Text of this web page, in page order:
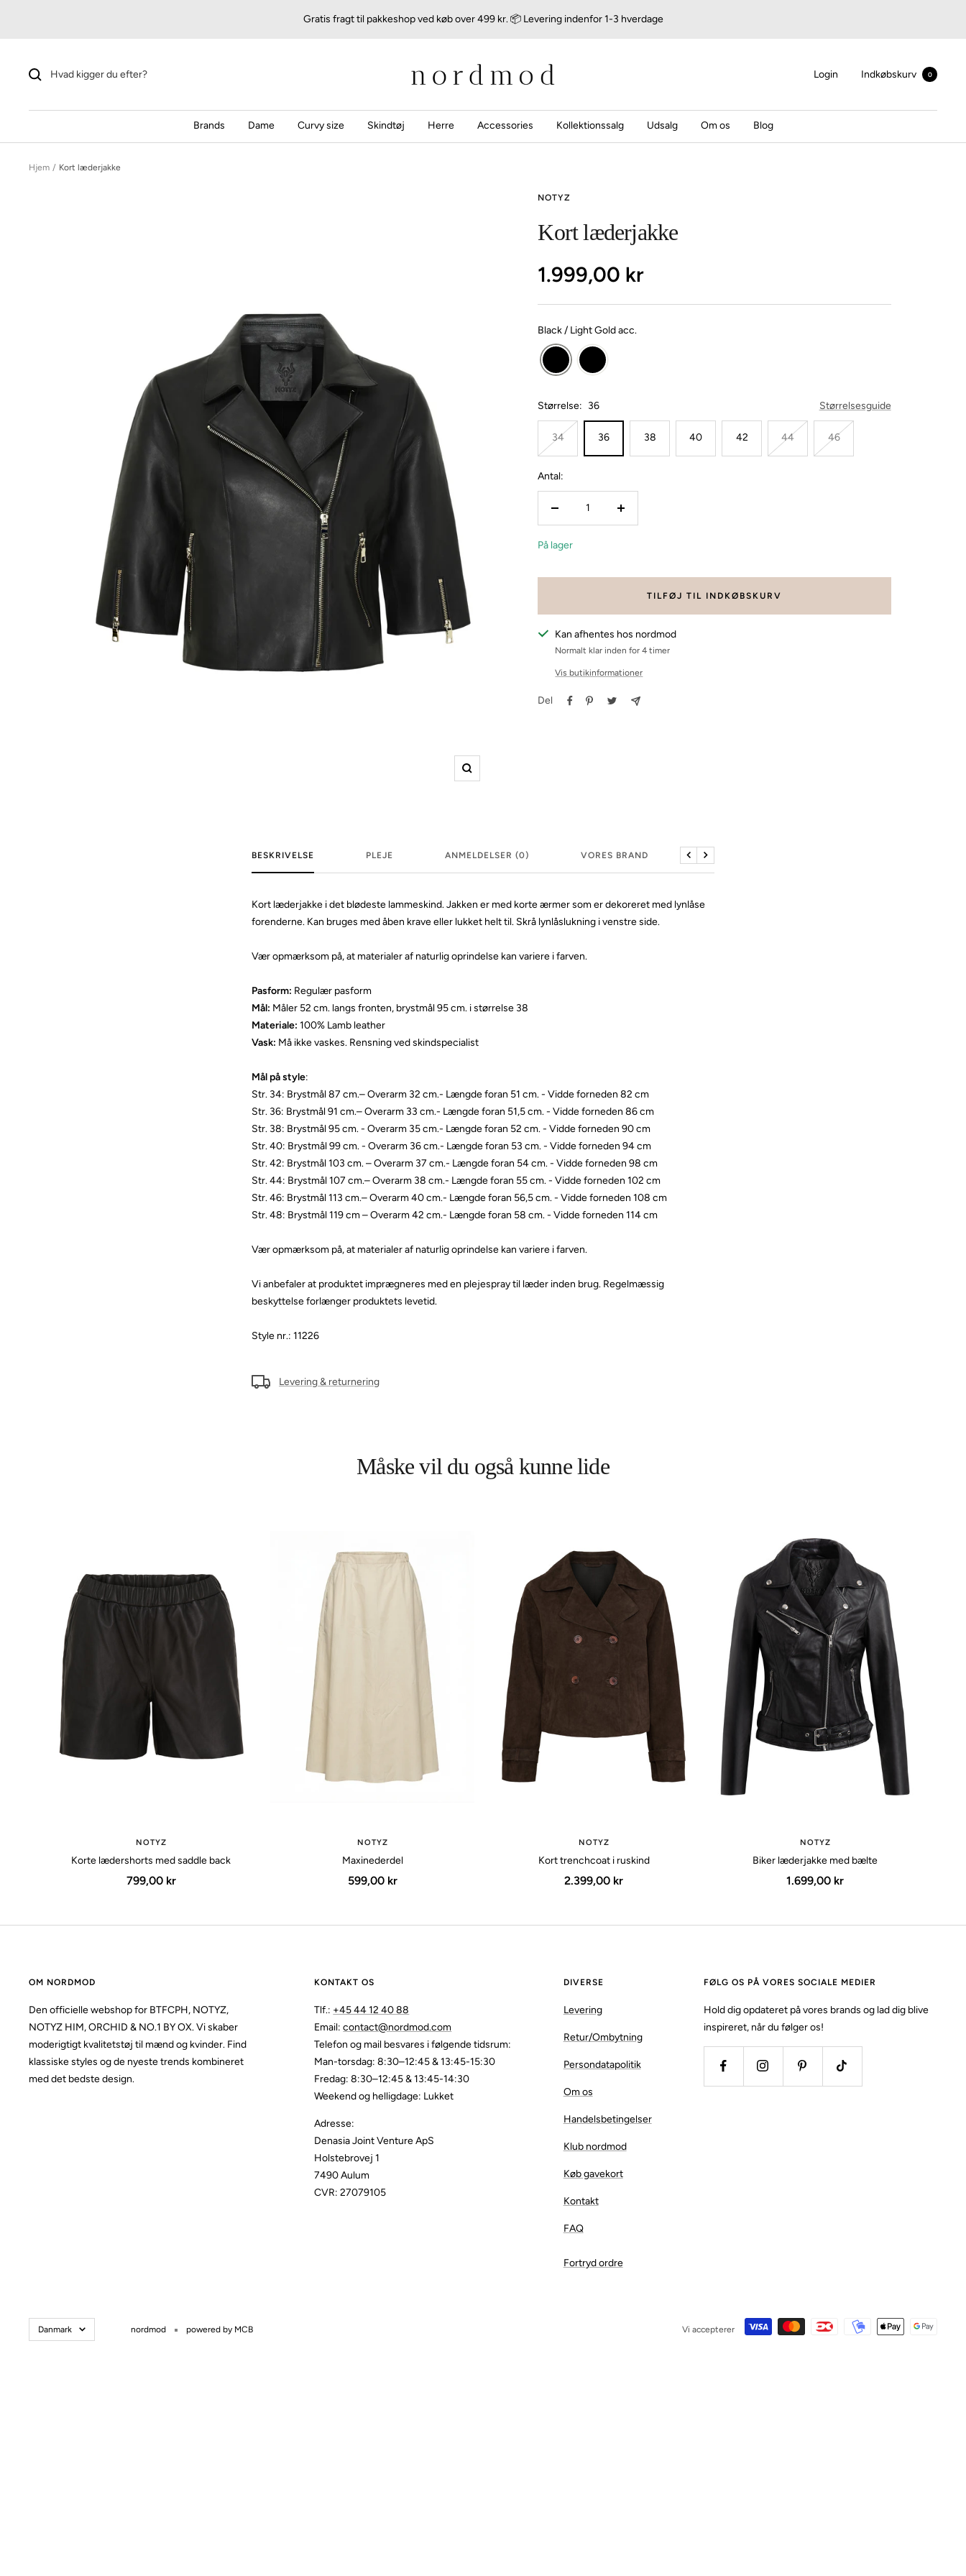
Gratis fragt til pakkeshop ved køb over 499 kr. 📦 Levering indenfor 1-3 hverdage
Login
Indkøbskurv 0
Brands Dame Curvy size Skindtøj Herre Accessories Kollektionssalg Udsalg Om os Blog
Hjem Kort læderjakke
Zoom
NOTYZ
Kort læderjakke
Udsalgspris
1.999,00 kr
Black / Light Gold acc.
Størrelse: 36 Størrelsesguide
34 36 38 40 42 44 46
Antal:
Forøg
På lager
TILFØJ TIL INDKØBSKURV
Kan afhentes hos nordmod
Normalt klar inden for 4 timer
Vis butikinformationer
Del
BESKRIVELSE PLEJE ANMELDELSER (0) VORES BRAND
Tidligere
Næste
Kort læderjakke i det blødeste lammeskind. Jakken er med korte ærmer som er dekoreret med lynlåse
forenderne. Kan bruges med åben krave eller lukket helt til. Skrå lynlåslukning i venstre side.
Vær opmærksom på, at materialer af naturlig oprindelse kan variere i farven.
Pasform: Regulær pasform
Mål: Måler 52 cm. langs fronten, brystmål 95 cm. i størrelse 38
Materiale: 100% Lamb leather
Vask: Må ikke vaskes. Rensning ved skindspecialist
Mål på style:
Str. 34: Brystmål 87 cm.– Overarm 32 cm.- Længde foran 51 cm. - Vidde forneden 82 cm
Str. 36: Brystmål 91 cm.– Overarm 33 cm.- Længde foran 51,5 cm. - Vidde forneden 86 cm
Str. 38: Brystmål 95 cm. - Overarm 35 cm.- Længde foran 52 cm. - Vidde forneden 90 cm
Str. 40: Brystmål 99 cm. - Overarm 36 cm.- Længde foran 53 cm. - Vidde forneden 94 cm
Str. 42: Brystmål 103 cm. – Overarm 37 cm.- Længde foran 54 cm. - Vidde forneden 98 cm
Str. 44: Brystmål 107 cm.– Overarm 38 cm.- Længde foran 55 cm. - Vidde forneden 102 cm
Str. 46: Brystmål 113 cm.– Overarm 40 cm.- Længde foran 56,5 cm. - Vidde forneden 108 cm
Str. 48: Brystmål 119 cm – Overarm 42 cm.- Længde foran 58 cm. - Vidde forneden 114 cm
Vær opmærksom på, at materialer af naturlig oprindelse kan variere i farven.
Vi anbefaler at produktet imprægneres med en plejespray til læder inden brug. Regelmæssig
beskyttelse forlænger produktets levetid.
Style nr.: 11226
Levering & returnering
Måske vil du også kunne lide
NOTYZ
Korte lædershorts med saddle back
Udsalgspris
799,00 kr
NOTYZ
Maxinederdel
Udsalgspris
599,00 kr
NOTYZ
Kort trenchcoat i ruskind
Udsalgspris
2.399,00 kr
NOTYZ
Biker læderjakke med bælte
Udsalgspris
1.699,00 kr
OM NORDMOD
Den officielle webshop for BTFCPH, NOTYZ,
NOTYZ HIM, ORCHID & NO.1 BY OX. Vi skaber
moderigtigt kvalitetstøj til mænd og kvinder. Find
klassiske styles og de nyeste trends kombineret
med det bedste design.
KONTAKT OS
Tlf.: +45 44 12 40 88
Email:contact@nordmod.com
Telefon og mail besvares i følgende tidsrum:
Man-torsdag: 8:30–12:45 & 13:45-15:30
Fredag: 8:30–12:45 & 13:45-14:30
Weekend og helligdage: Lukket
Adresse:
Denasia Joint Venture ApS
Holstebrovej 1
7490 Aulum
CVR: 27079105
DIVERSE
Levering
Retur/Ombytning
Persondatapolitik
Om os
Handelsbetingelser
Klub nordmod
Køb gavekort
Kontakt
FAQ
Fortryd ordre
FØLG OS PÅ VORES SOCIALE MEDIER
Hold dig opdateret på vores brands og lad dig blive
inspireret, når du følger os!
Danmark nordmod powered by MCB Vi accepterer